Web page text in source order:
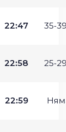
22:47 35-
22:58 25-
22:59